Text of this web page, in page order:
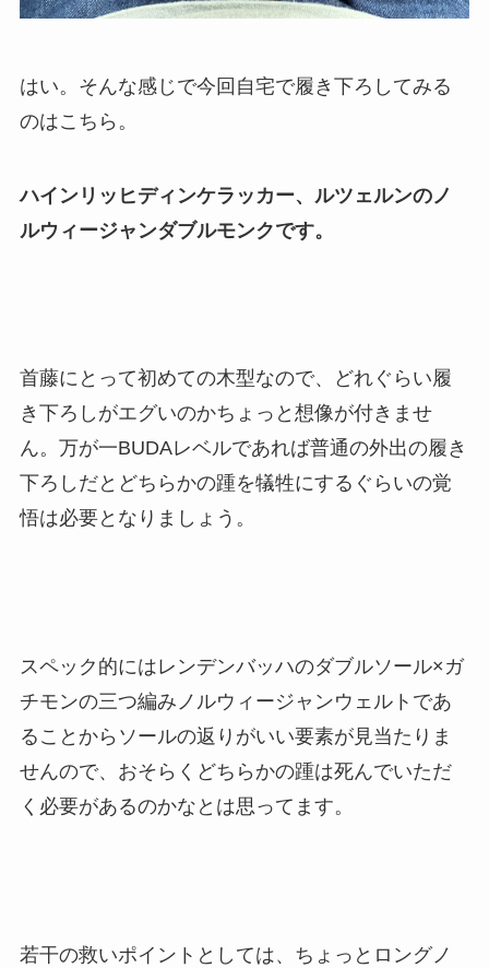
はい。そんな感じで今回自宅で履き下ろしてみる
のはこちら。
ハインリッヒディンケラッカー、ルツェルンのノ
ルウィージャンダブルモンクです。
首藤にとって初めての木型なので、どれぐらい履
き下ろしがエグいのかちょっと想像が付きませ
ん。万が一BUDAレベルであれば普通の外出の履き
下ろしだとどちらかの踵を犠牲にするぐらいの覚
悟は必要となりましょう。
スペック的にはレンデンバッハのダブルソール×ガ
チモンの三つ編みノルウィージャンウェルトであ
ることからソールの返りがいい要素が見当たりま
せんので、おそらくどちらかの踵は死んでいただ
く必要があるのかなとは思ってます。
若干の救いポイントとしては、ちょっとロングノ